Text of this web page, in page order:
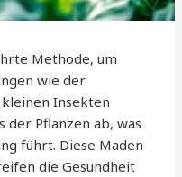
Methode, um
wie der
kleinen Insekten
der Pflanzen ab, was
führt. Diese Maden
die Gesundheit